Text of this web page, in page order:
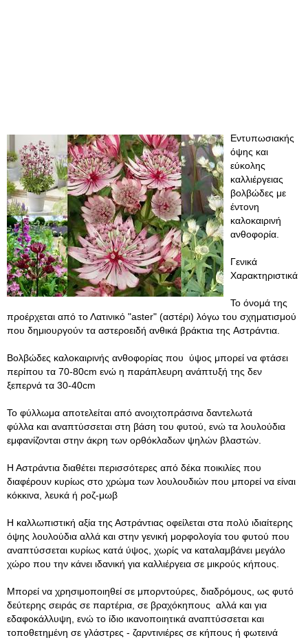
Εντυπωσιακής
όψης και
εύκολης
καλλιέργειας
βολβώδες με
έντονη
καλοκαιρινή
ανθοφορία.
Γενικά
Χαρακτηριστικά
Το όνομά της
προέρχεται από το Λατινικό "aster" (αστέρι) λόγω του σχηματισμού
που δημιουργούν τα αστεροειδή ανθικά βράκτια της Αστράντια.
Βολβώδες καλοκαιρινής ανθοφορίας που ύψος μπορεί να φτάσει
περίπου τα 70-80cm ενώ η παράπλευρη ανάπτυξή της δεν
ξεπερνά τα 30-40cm
Το φύλλωμα αποτελείται από ανοιχτοπράσινα δαντελωτά
φύλλα και αναπτύσσεται στη βάση του φυτού, ενώ τα λουλούδια
εμφανίζονται στην άκρη των ορθόκλαδων ψηλών βλαστών.
Η Αστράντια διαθέτει περισσότερες από δέκα ποικιλίες που
διαφέρουν κυρίως στο χρώμα των λουλουδιών που μπορεί να είναι
κόκκινα, λευκά ή ροζ-μωβ
Η καλλωπιστική αξία της Αστράντιας οφείλεται στα πολύ ιδιαίτερης
όψης λουλούδια αλλά και στην γενική μορφολογία του φυτού που
αναπτύσσεται κυρίως κατά ύψος, χωρίς να καταλαμβάνει μεγάλο
χώρο που την κάνει ιδανική για καλλιέργεια σε μικρούς κήπους.
Μπορεί να χρησιμοποιηθεί σε μπορντούρες, διαδρόμους, ως φυτό
δεύτερης σειράς σε παρτέρια, σε βραχόκηπους αλλά και για
εδαφοκάλλυψη, ενώ το ίδιο ικανοποιητικά αναπτύσσεται και
τοποθετημένη σε γλάστρες - ζαρντινιέρες σε κήπους ή φωτεινά